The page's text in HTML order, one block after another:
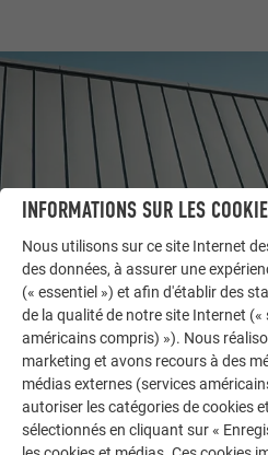
LAISSEZ-VOUS INSPIRER
AUTRES BÂTIMENTS
La galerie de références
polyvalence de l’aluminium.
INFORMATIONS SUR LES
Nous utilisons sur ce site Internet
des données, à assurer une
(« essentiel ») et afin d'établir des
de la qualité de notre site Internet
américains compris) »). Nous
marketing et avons recours à des
médias externes (services
autoriser les catégories de cookies
sélectionnés en cliquant sur «